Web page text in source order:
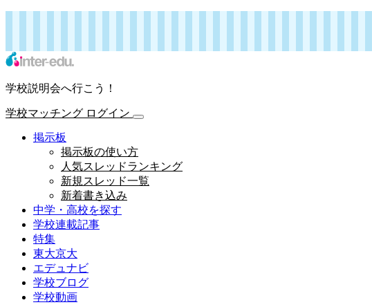
学校説明会へ行こう！
学校マッチング ログイン
掲示板
掲示板の使い方
人気スレッドランキング
新規スレッド一覧
新着書き込み
中学・高校を探す
学校連載記事
特集
東大京大
エデュナビ
学校ブログ
学校動画